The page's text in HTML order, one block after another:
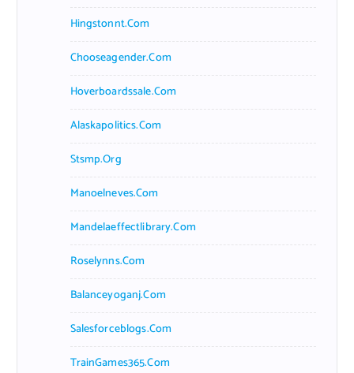
Hingstonnt.com
Chooseagender.com
Hoverboardssale.com
Alaskapolitics.com
Stsmp.org
Manoelneves.com
Mandelaeffectlibrary.com
Roselynns.com
Balanceyoganj.com
Salesforceblogs.com
TrainGames365.com